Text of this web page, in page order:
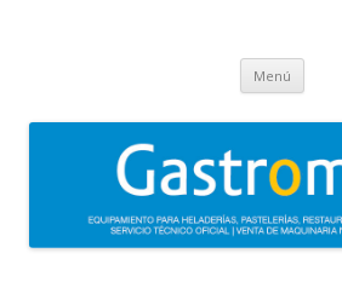
de maquinaria para heladerías,
Menú Saltar